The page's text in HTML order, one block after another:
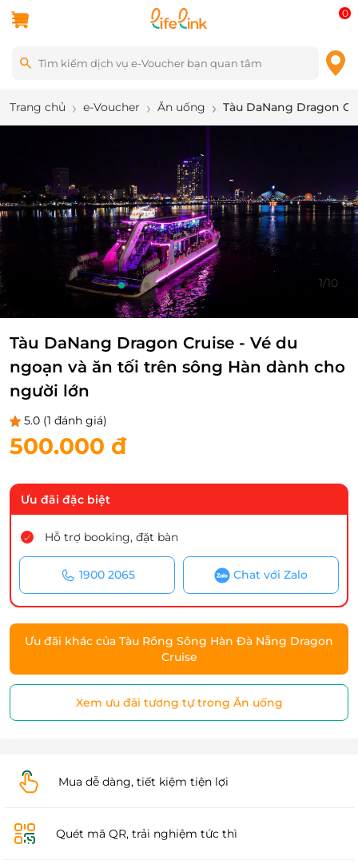
0
Trang chủ e-Voucher Ăn uống Tàu DaNang Dragon
1/10
Tàu DaNang Dragon Cruise - Vé du
ngoạn và ăn tối trên sông Hàn dành cho
người lớn
5.0 (1 đánh giá)
500.000 đ
Ưu đãi đặc biệt
Hỗ trợ booking, đặt bàn
1900 2065 Chat với Zalo
Ưu đãi khác của Tàu Rồng Sông Hàn Đà Nẵng Dragon
Cruise
Xem ưu đãi tương tự trong Ăn uống
Mua dễ dàng, tiết kiệm tiện lợi
Quét mã QR, trải nghiệm tức thì